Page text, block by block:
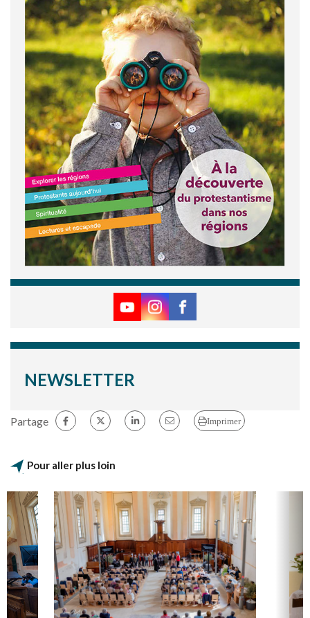
NEWSLETTER
Partage Imprimer
Pour aller plus loin